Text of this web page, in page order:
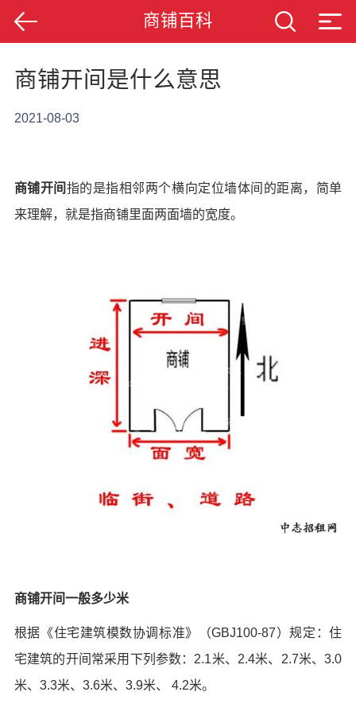
商铺百科
商铺开间是什么意思
2021-08-03
商铺开间 指的是指相邻两个横向定位墙体间的距离，简单
来理解，就是指商铺里面两面墙的宽度。
商铺开间一般多少米
根据《住宅建筑模数协调标准》（GBJ100-87）规定：住
宅建筑的开间常采用下列参数：2.1米、2.4米、2.7米、3.0
米、3.3米、3.6米、3.9米、 4.2米。